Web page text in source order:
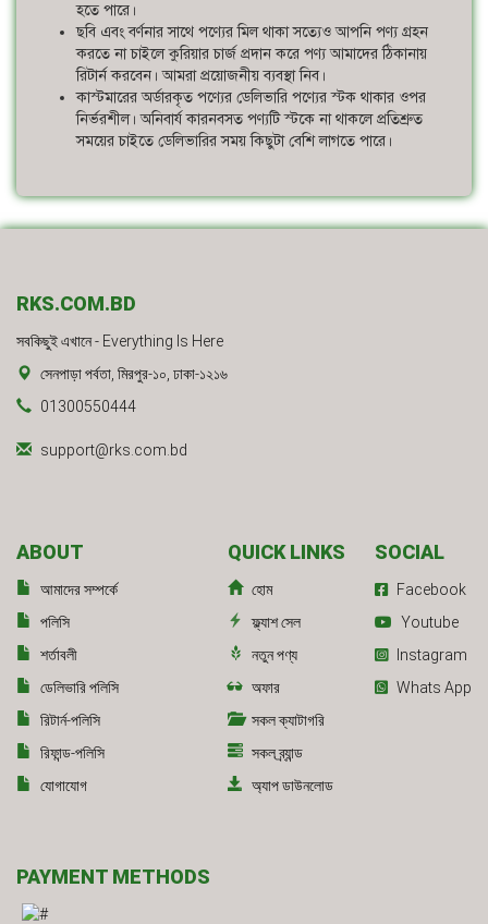
হতে পারে।
ছবি এবং বর্ণনার সাথে পণ্যের মিল থাকা সত্যেও আপনি পণ্য গ্রহন
করতে না চাইলে কুরিয়ার চার্জ প্রদান করে পণ্য আমাদের ঠিকানায়
রিটার্ন করবেন। আমরা প্রয়োজনীয় ব্যবস্থা নিব।
কাস্টমারের অর্ডারকৃত পণ্যের ডেলিভারি পণ্যের স্টক থাকার ওপর
নির্ভরশীল। অনিবার্য কারনবসত পণ্যটি স্টকে না থাকলে প্রতিশ্রুত
সময়ের চাইতে ডেলিভারির সময় কিছুটা বেশি লাগতে পারে।
RKS.COM.BD
সবকিছুই এখানে - Everything Is Here
সেনপাড়া পর্বতা, মিরপুর-১০, ঢাকা-১২১৬
01300550444
support@rks.com.bd
ABOUT
আমাদের সম্পর্কে
পলিসি
শর্তাবলী
ডেলিভারি পলিসি
রিটার্ন-পলিসি
রিফান্ড-পলিসি
যোগাযোগ
QUICK LINKS
হোম
ফ্ল্যাশ সেল
নতুন পণ্য
অফার
সকল ক্যাটাগরি
সকল ব্র্যান্ড
অ্যাপ ডাউনলোড
SOCIAL
Facebook
Youtube
Instagram
Whats App
PAYMENT METHODS